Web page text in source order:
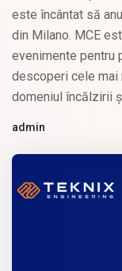
este încântat să
din Milano. MCE
evenimente pentru
descoperi cele
domeniul încălzirii
admin